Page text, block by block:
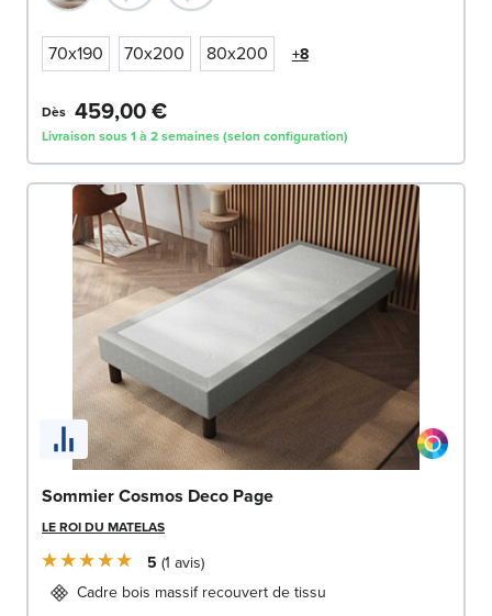
70x190 70x200 80x200 +8
Dès 459,00 €
Livraison sous 1 à 2 semaines (selon configuration)
Sommier Cosmos Deco Page
LE ROI DU MATELAS
5 1 avis
Cadre bois massif recouvert de tissu